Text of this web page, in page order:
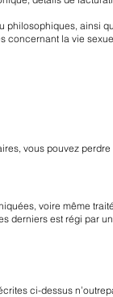
philosophiques, ainsi
concernant la vie
vous pouvez perdre
voire même
derniers est régi par
ci-dessus